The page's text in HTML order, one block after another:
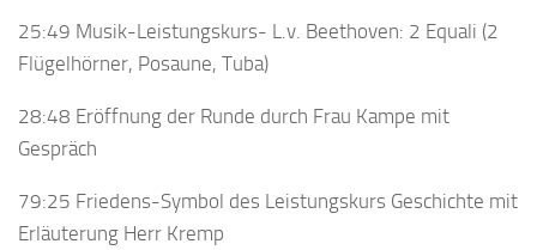
25:49 Musik-Leistungskurs- L.v. Beethoven: 2 Equali (2
Flügelhörner, Posaune, Tuba)
28:48 Eröffnung der Runde durch Frau Kampe mit
Gespräch
79:25 Friedens-Symbol des Leistungskurs Geschichte mit
Erläuterung Herr Kremp